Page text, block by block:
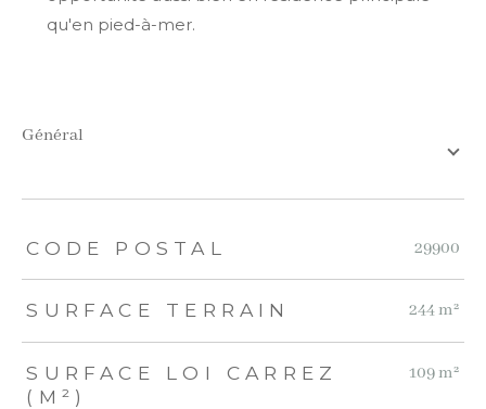
qu'en pied-à-mer.
général
TRAD_ZEPHYR_Caracteristique
CODE POSTAL 29900
SURFACE TERRAIN 244 m²
SURFACE LOI CARREZ
(M²)
109 m²